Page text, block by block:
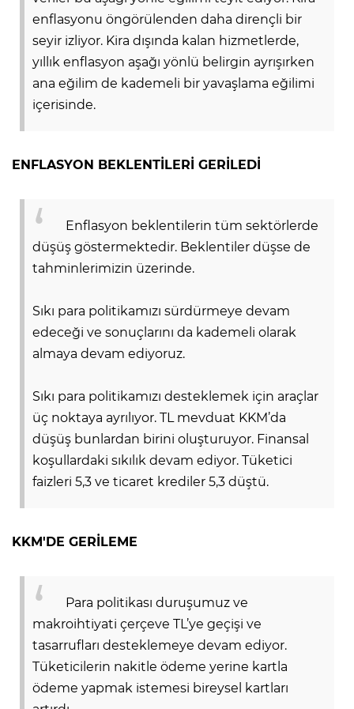
enflasyonu öngörülenden daha dirençli bir
seyir izliyor. Kira dışında kalan hizmetlerde,
yıllık enflasyon aşağı yönlü belirgin ayrışırken
ana eğilim de kademeli bir yavaşlama eğilimi
içerisinde.
ENFLASYON BEKLENTİLERİ GERİLEDİ
Enflasyon beklentilerin tüm sektörlerde
düşüş göstermektedir. Beklentiler düşse de
tahminlerimizin üzerinde.
Sıkı para politikamızı sürdürmeye devam
edeceği ve sonuçlarını da kademeli olarak
almaya devam ediyoruz.
Sıkı para politikamızı desteklemek için araçlar
üç noktaya ayrılıyor. TL mevduat KKM’da
düşüş bunlardan birini oluşturuyor. Finansal
koşullardaki sıkılık devam ediyor. Tüketici
faizleri 5,3 ve ticaret krediler 5,3 düştü.
KKM'DE GERİLEME
Para politikası duruşumuz ve
makroihtiyati çerçeve TL’ye geçişi ve
tasarrufları desteklemeye devam ediyor.
Tüketicilerin nakitle ödeme yerine kartla
ödeme yapmak istemesi bireysel kartları